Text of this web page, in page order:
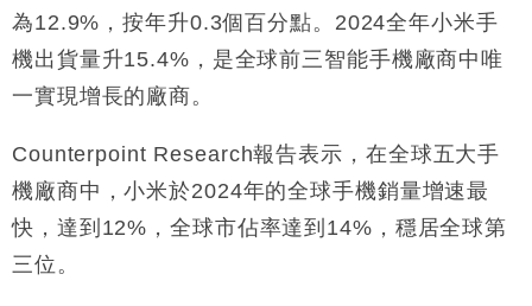
13:12
國際｜特朗普赴洛杉磯高球場活動前 男子攜槍彈被捕
12:30
手
財經｜黑石傳再籌逾360億美元 支援Anthropic租用
Google晶片
10:57
財經｜美商務部擬擴大金屬關稅範圍 14類產品或加徵
25%
18:15
為12.9%，按年升0.3個百分點。2024全年小米手
機出貨量升15.4%，是全球前三智能手機廠商中唯
一實現增長的廠商。
Counterpoint Research報告表示，在全球五大手
機廠商中，小米於2024年的全球手機銷量增速最
快，達到12%，全球市佔率達到14%，穩居全球第
三位。